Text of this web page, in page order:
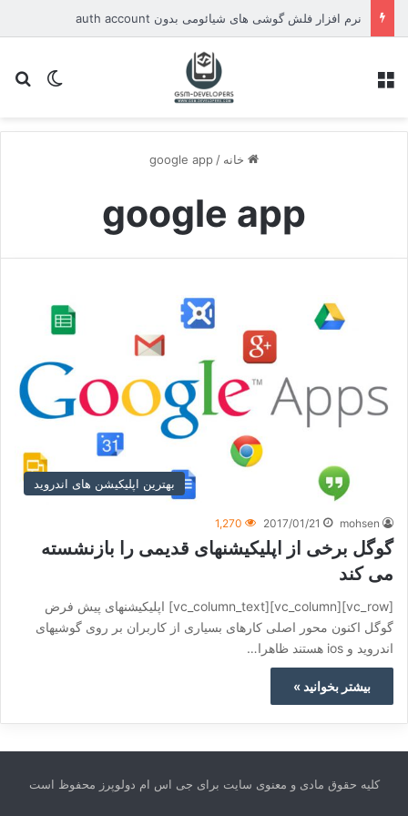
نرم افزار فلش گوشی های شیائومی بدون auth account
تغییر
خانه /
google app
google app
بهترین اپلیکیشن های اندروید
mohsen
2017/01/21
1,270
گوگل برخی از اپلیکیشنهای قدیمی را بازنشسته
می کند
[vc_row][vc_column][vc_column_text] اپلیکیشنهای پیش فرض
گوگل اکنون محور اصلی کارهای بسیاری از کاربران بر روی گوشیهای
اندروید و ios هستند ظاهرا…
بیشتر بخوانید »
کلیه حقوق مادی و معنوی سایت برای جی اس ام دولوپرز محفوظ است